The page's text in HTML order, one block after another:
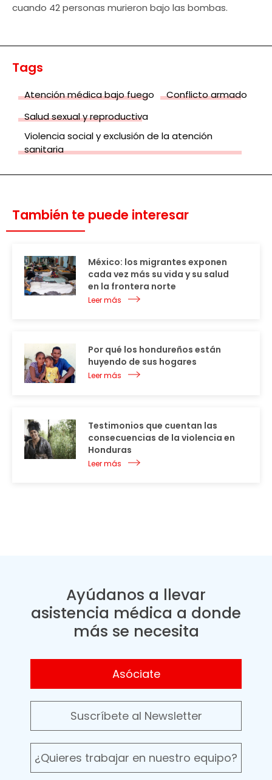
cuando 42 personas murieron bajo las bombas.
Tags
Atención médica bajo fuego
Conflicto armado
Salud sexual y reproductiva
Violencia social y exclusión de la atención
sanitaria
También te puede interesar
México: los migrantes exponen
cada vez más su vida y su salud
en la frontera norte
Leer más
Por qué los hondureños están
huyendo de sus hogares
Leer más
Testimonios que cuentan las
consecuencias de la violencia en
Honduras
Leer más
Ayúdanos a llevar
asistencia médica a donde
más se necesita
Asóciate
Suscríbete al Newsletter
¿Quieres trabajar en nuestro equipo?